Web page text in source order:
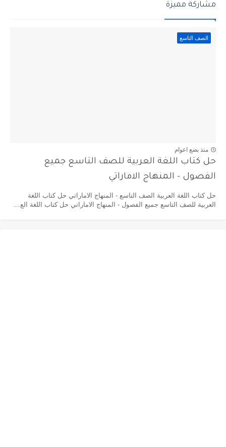
مشاركة مميزة
الصف التاسع
منذ بضع اعوام
حل كتاب اللغة العربية للصف التاسع جميع
الفصول - المنهاج الاماراتي
حل كتاب اللغة العربية الصف التاسع - المنهاج الاماراتي حل كتاب اللغة
العربية للصف التاسع جميع الفصول - المنهاج الاماراتي حل كتاب اللغة الع...